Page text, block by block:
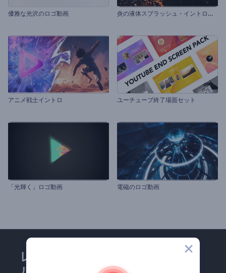
優雅な光沢のロゴ動画 炎
の液体スプラッシュ・イントロ動画
アニメ戦士イントロ ユーチューブ終了場面セット
「光輝く」ロゴ動画 電磁のロゴ動画
レンダーフォレストのメー